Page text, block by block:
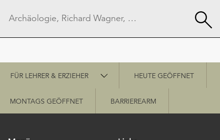
Schnellzugriff
FÜR LEHRER & ERZIEHER HEUTE GEÖFFNET
MONTAGS GEÖFFNET BARRIEREARM